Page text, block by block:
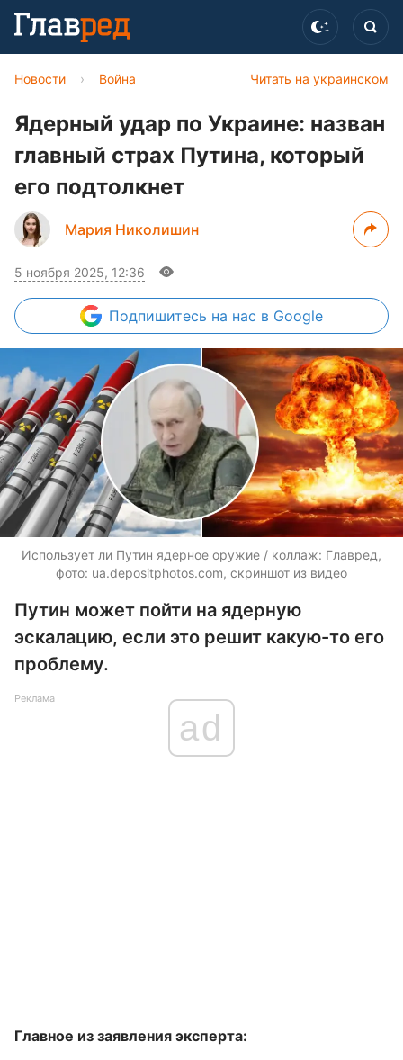
Читать на украинском
Новости › Война
Ядерный удар по Украине: назван
главный страх Путина, который
его подтолкнет
Мария Николишин
5 ноября 2025, 12:36
Подпишитесь на нас в Google
Использует ли Путин ядерное оружие / коллаж: Главред,
фото: ua.depositphotos.com, скриншот из видео
Путин может пойти на ядерную
эскалацию, если это решит какую-то его
проблему.
Реклама
ad
Главное из заявления эксперта: